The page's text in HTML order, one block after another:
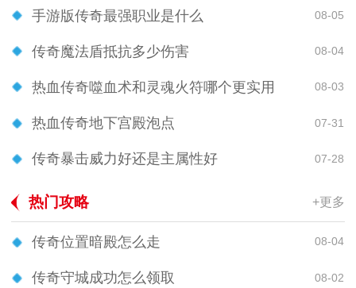
手游版传奇最强职业是什么 08-05
传奇魔法盾抵抗多少伤害 08-04
热血传奇噬血术和灵魂火符哪个更实用 08-03
热血传奇地下宫殿泡点 07-31
传奇暴击威力好还是主属性好 07-28
热门攻略 +更多
传奇位置暗殿怎么走 08-04
传奇守城成功怎么领取 08-02